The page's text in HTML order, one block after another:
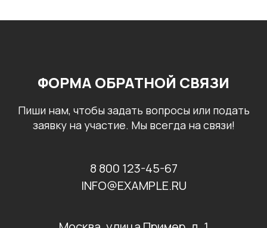
ФОРМА ОБРАТНОЙ СВЯЗИ
Пиши нам, чтобы задать вопросы или подать
заявку на участие. Мы всегда на связи!
8 800 123-45-67
INFO@EXAMPLE.RU